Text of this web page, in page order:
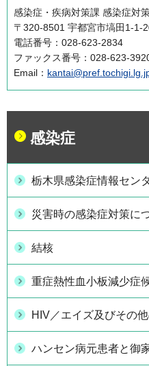
感染症・疾病対策課 感染症対
〒320-8501 宇都宮市塙田1-
電話番号：028-623-2834
ファックス番号：028-623-
Email：
感染症
栃木県感染症情報セン
災害時の感染症対策に
結核
重症熱性血小板減少症
HIV／エイズ及びその
ハンセン病元患者と御